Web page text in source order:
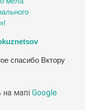
спасибо Вктору
мапі Google